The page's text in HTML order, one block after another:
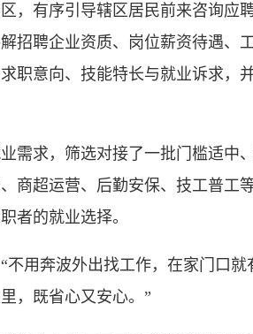
，有序引导辖区居民前来咨询应
招聘企业资质、岗位薪资待遇、
职意向、技能特长与就业诉求，
需求，筛选对接了一批门槛适中
商超运营、后勤安保、技工普工
者的就业选择。
用奔波外出找工作，在家门口就
，既省心又安心。”